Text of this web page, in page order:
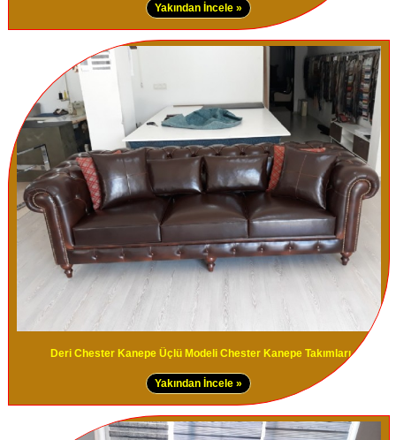
Yakından İncele »
Deri Chester Kanepe Üçlü Modeli Chester Kanepe Takımları
Yakından İncele »